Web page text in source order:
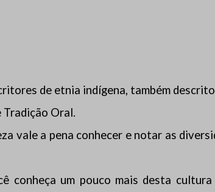
de etnia indígena, também
Oral.
vale a pena conhecer e notar as
conheça um pouco mais desta